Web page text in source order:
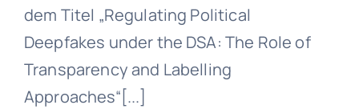
dem Titel „Regulating Political
Deepfakes under the DSA: The Role of
Transparency and Labelling
Approaches“[...]